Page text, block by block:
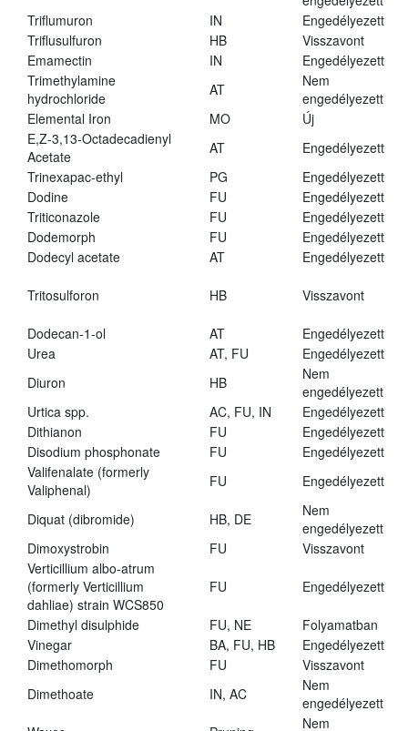
Triflumuron
IN
Engedélyezett
Triflusulfuron
HB
Visszavont
Emamectin
IN
Engedélyezett
Trimethylamine
hydrochloride
AT
Nem
engedélyezett
Elemental Iron
MO
Új
E,Z-3,13-Octadecadienyl
Acetate
AT
Engedélyezett
Trinexapac-ethyl
PG
Engedélyezett
Dodine
FU
Engedélyezett
Triticonazole
FU
Engedélyezett
Dodemorph
FU
Engedélyezett
Dodecyl acetate
AT Engedélyezett
Tritosulforon HB Visszavont
Dodecan-1-ol AT
Engedélyezett
Urea
AT, FU
Engedélyezett
Diuron
HB
Nem
engedélyezett
Urtica spp.
AC, FU, IN
Engedélyezett
Dithianon
FU
Engedélyezett
Disodium phosphonate
FU
Engedélyezett
Valifenalate (formerly
Valiphenal)
FU Engedélyezett
Diquat (dibromide) HB, DE
Nem
engedélyezett
Dimoxystrobin
FU
Visszavont
Verticillium albo-atrum
(formerly Verticillium
dahliae) strain WCS850
FU Engedélyezett
Dimethyl disulphide FU, NE
Folyamatban
Vinegar
BA, FU, HB
Engedélyezett
Dimethomorph
FU
Visszavont
Dimethoate
IN, AC
Nem
engedélyezett
Nem